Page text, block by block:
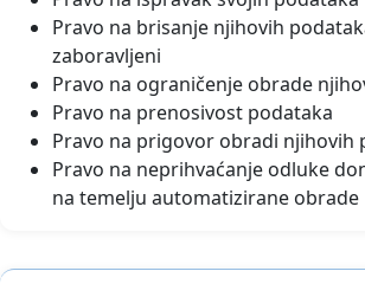
Pravo na brisanje njihovih
zaboravljeni
Pravo na ograničenje obrade
Pravo na prenosivost podataka
Pravo na prigovor obradi njihovih
Pravo na neprihvaćanje odluke
na temelju automatizirane obrade